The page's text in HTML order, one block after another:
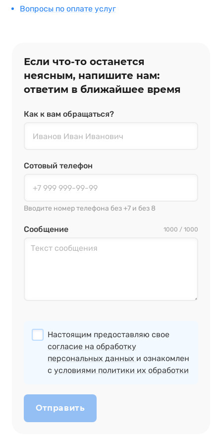
Вопросы по оплате услуг
Если что‑то останется
неясным, напишите нам:
ответим в ближайшее время
Как к вам обращаться?
Сотовый телефон
Вводите номер телефона без +7 и без 8
Сообщение 1000 / 1000
Настоящим предоставляю свое
согласие на обработку
персональных данных и ознакомлен
с условиями политики их обработки
Отправить